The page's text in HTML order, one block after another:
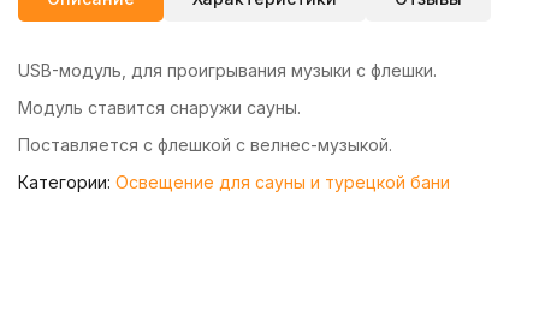
USB-модуль, для проигрывания музыки с флешки.
Модуль ставится снаружи сауны.
Поставляется с флешкой с велнес-музыкой.
Категории: Освещение для сауны и турецкой бани